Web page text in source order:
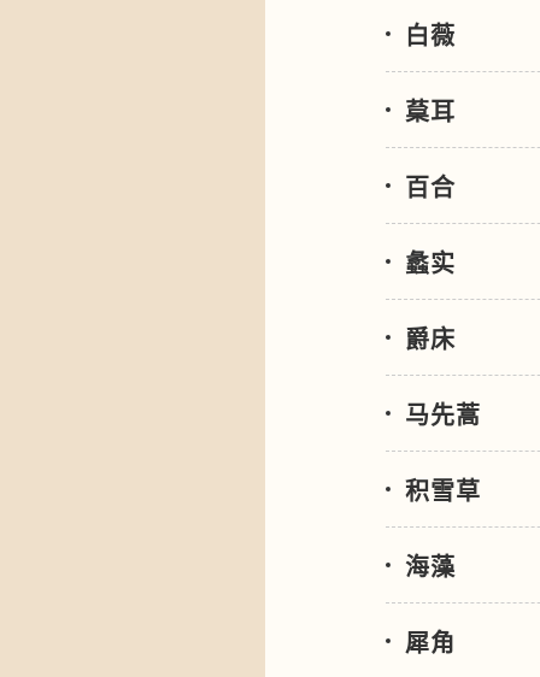
白薇
葈耳
百合
蠡实
爵床
马先蒿
积雪草
海藻
犀角